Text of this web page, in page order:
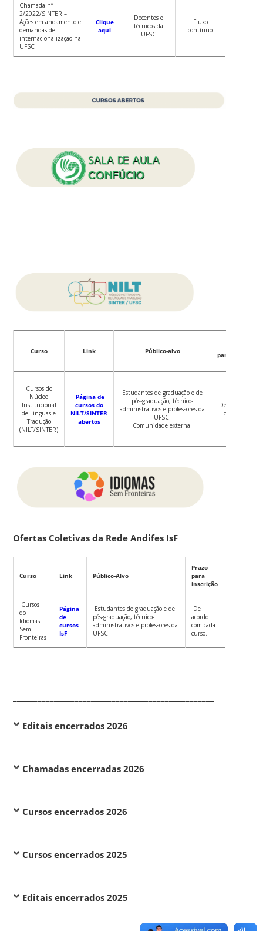
Chamada nº
2/2022/SINTER –
Ações em andamento e
demandas de
internacionalização na
UFSC
Clique
aqui
Docentes e
técnicos da
UFSC
Fluxo
contínuo
Curso Link Público-alvo
para inscrição
Cursos do
Núcleo
Institucional
de Línguas e
Tradução
(NILT/SINTER)
Página de
cursos do
NILT/SINTER
abertos
Estudantes de graduação e de
pós-graduação, técnico-
administrativos e professores da
UFSC.
Comunidade externa.
De acordo com
cada curso.
Ofertas Coletivas da Rede Andifes IsF
Curso Link Público-Alvo
Prazo
para
inscrição
Cursos
do
Idiomas
Sem
Fronteiras
Página
de
cursos
IsF
Estudantes de graduação e de
pós-graduação, técnico-
administrativos e professores da
UFSC.
De
acordo
com cada
curso.
Editais encerrados 2026
Chamadas encerradas 2026
Cursos encerrados 2026
Cursos encerrados 2025
Editais encerrados 2025